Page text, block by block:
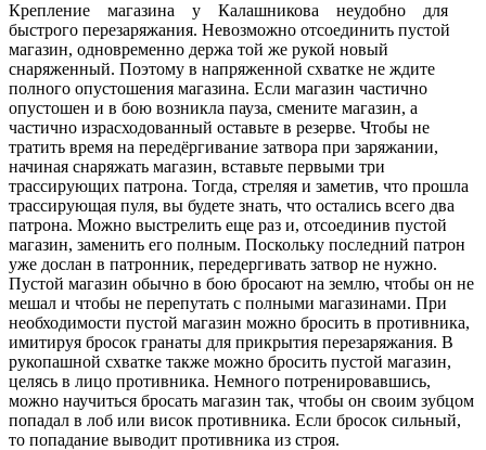
Крепление магазина у Калашникова неудобно для
быстрого перезаряжания. Невозможно отсоединить пустой
магазин, одновременно держа той же рукой новый
снаряженный. Поэтому в напряженной схватке не ждите
полного опустошения магазина. Если магазин частично
опустошен и в бою возникла пауза, смените магазин, а
частично израсходованный оставьте в резерве. Чтобы не
тратить время на передёргивание затвора при заряжании,
начиная снаряжать магазин, вставьте первыми три
трассирующих патрона. Тогда, стреляя и заметив, что прошла
трассирующая пуля, вы будете знать, что остались всего два
патрона. Можно выстрелить еще раз и, отсоединив пустой
магазин, заменить его полным. Поскольку последний патрон
уже дослан в патронник, передергивать затвор не нужно.
Пустой магазин обычно в бою бросают на землю, чтобы он не
мешал и чтобы не перепутать с полными магазинами. При
необходимости пустой магазин можно бросить в противника,
имитируя бросок гранаты для прикрытия перезаряжания. В
рукопашной схватке также можно бросить пустой магазин,
целясь в лицо противника. Немного потренировавшись,
можно научиться бросать магазин так, чтобы он своим зубцом
попадал в лоб или висок противника. Если бросок сильный,
то попадание выводит противника из строя.